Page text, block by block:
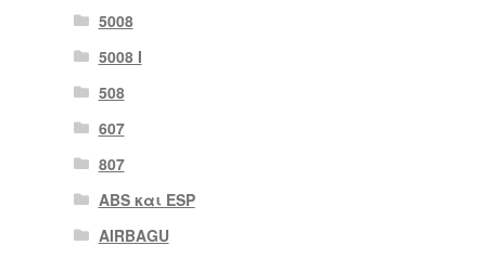
5008
5008 Ι
508
607
807
ABS και ESP
AIRBAGU